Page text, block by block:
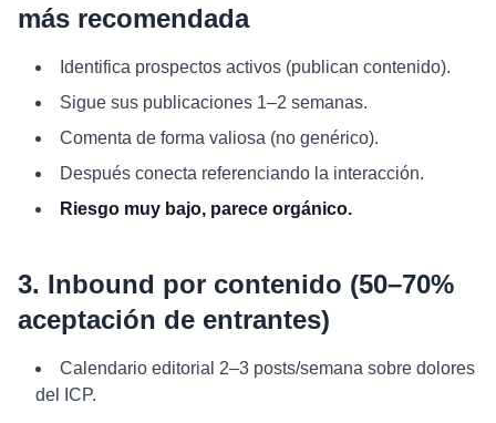
más recomendada
Identifica prospectos activos (publican contenido).
Sigue sus publicaciones 1–2 semanas.
Comenta de forma valiosa (no genérico).
Después conecta referenciando la interacción.
Riesgo muy bajo, parece orgánico.
3. Inbound por contenido (50–70%
aceptación de entrantes)
Calendario editorial 2–3 posts/semana sobre dolores
del ICP.